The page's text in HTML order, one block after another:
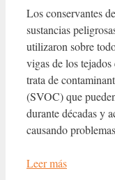
Los conservantes
sustancias
utilizaron sobre
vigas de los
trata de
(SVOC) que
durante décadas y
causando
Leer más